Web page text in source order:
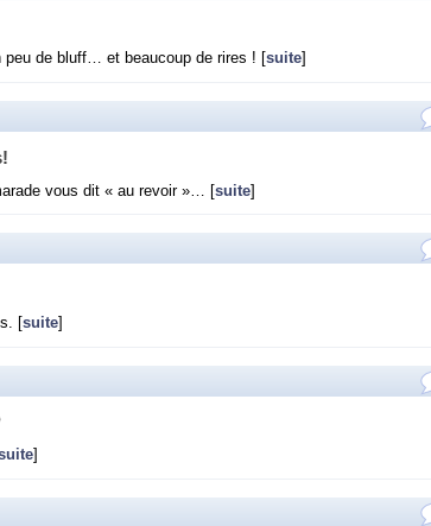
de bluff… et beau­coup de rires ! [ suite
vous dit « au re­voir »… [suite]
[ suite